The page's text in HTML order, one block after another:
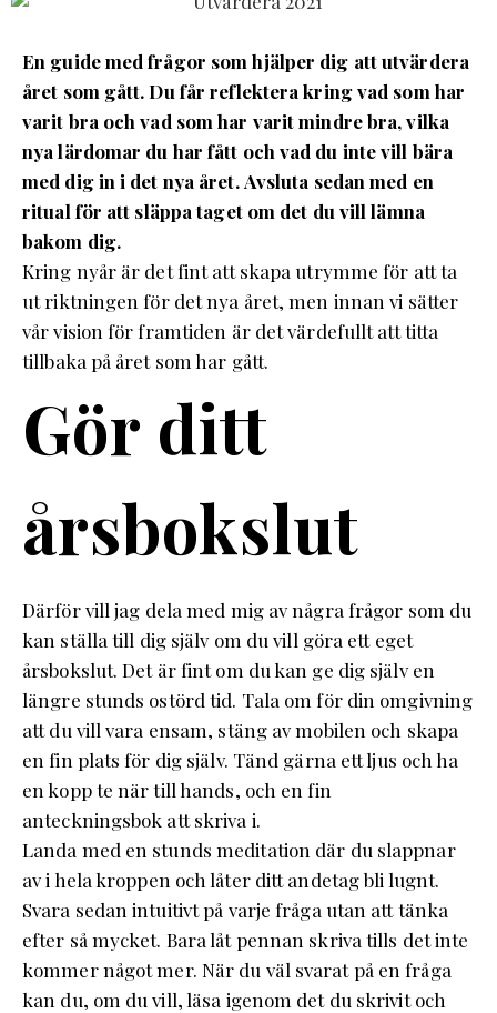
En guide med frågor som hjälper dig att utvärdera
året som gått. Du får reflektera kring vad som har
varit bra och vad som har varit mindre bra, vilka
nya lärdomar du har fått och vad du inte vill bära
med dig in i det nya året.Avsluta sedan med en
ritual för att släppa taget om det du vill lämna
bakom dig.
Kring nyår är det fint att skapa utrymme för att ta
ut riktningen för det nya året, men innan vi sätter
vår vision för framtiden är det värdefullt att titta
tillbaka på året som har gått.
Gör ditt
årsbokslut
Därför vill jag dela med mig av några frågor som du
kan ställa till dig själv om du vill göra ett eget
årsbokslut. Det är fint om du kan ge dig själv en
längre stunds ostörd tid. Tala om för din omgivning
att du vill vara ensam, stäng av mobilen och skapa
en fin plats för dig själv. Tänd gärna ett ljus och ha
en kopp te när till hands, och en fin
anteckningsbok att skriva i.
Landa med en stunds meditation där du slappnar
av i hela kroppen och låter ditt andetag bli lugnt.
Svara sedan intuitivt på varje fråga utan att tänka
efter så mycket. Bara låt pennan skriva tills det inte
kommer något mer. När du väl svarat på en fråga
kan du, om du vill, läsa igenom det du skrivit och